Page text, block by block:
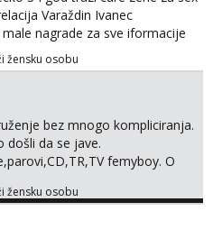
Varaždin Ivanec
nagrade za sve iformacije
098819637 pusa
žensku osobu
bez mnogo kompliciranja.
došli da se jave.
femyboy. O
smo za druženje možemo
žensku osobu